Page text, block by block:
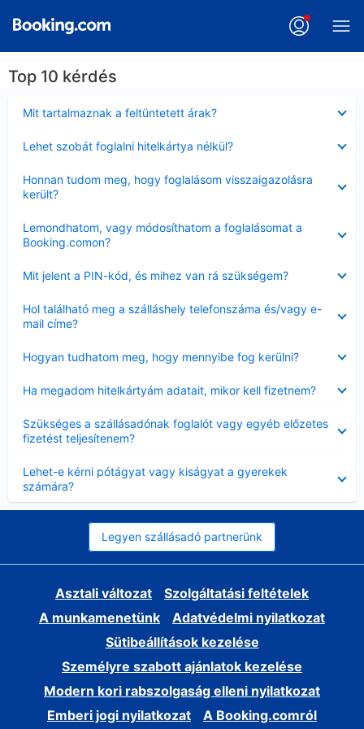
Top 10 kérdés
Mit tartalmaznak a feltüntetett árak?
Lehet szobát foglalni hitelkártya nélkül?
Honnan tudom meg, hogy foglalásom visszaigazolásra
került?
Lemondhatom, vagy módosíthatom a foglalásomat a
Booking.comon?
Mit jelent a PIN-kód, és mihez van rá szükségem?
Hol található meg a szálláshely telefonszáma és/vagy e-
mail címe?
Hogyan tudhatom meg, hogy mennyibe fog kerülni?
Ha megadom hitelkártyám adatait, mikor kell fizetnem?
Szükséges a szállásadónak foglalót vagy egyéb előzetes
fizetést teljesítenem?
Lehet-e kérni pótágyat vagy kiságyat a gyerekek
számára?
Legyen szállásadó partnerünk
Asztali változat
Szolgáltatási feltételek
A munkamenetünk
Adatvédelmi nyilatkozat
Sütibeállítások kezelése
Személyre szabott ajánlatok kezelése
Modern kori rabszolgaság elleni nyilatkozat
Emberi jogi nyilatkozat
A Booking.comról